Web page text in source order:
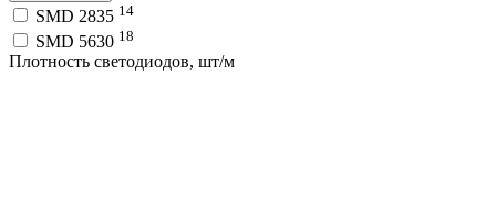
SMD 2835 14
SMD 5630 18
Плотность светодиодов, шт/м